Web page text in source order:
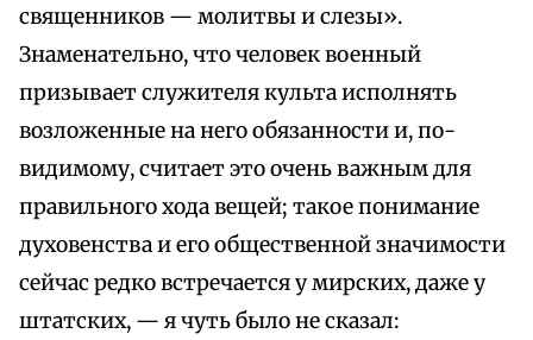
священников — молитвы и слезы».
Знаменательно, что человек военный
призывает служителя культа исполнять
возложенные на него обязанности и, по-
видимому, считает это очень важным для
правильного хода вещей; такое понимание
духовенства и его общественной значимости
сейчас редко встречается у мирских, даже у
штатских, — я чуть было не сказал: